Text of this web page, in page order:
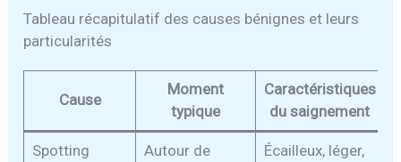
Tableau récapitulatif des causes bénignes et leurs
particularités
Cause
Moment
typique
Caractéristiques
du saignement
Spotting
Autour de
Écailleux, léger,